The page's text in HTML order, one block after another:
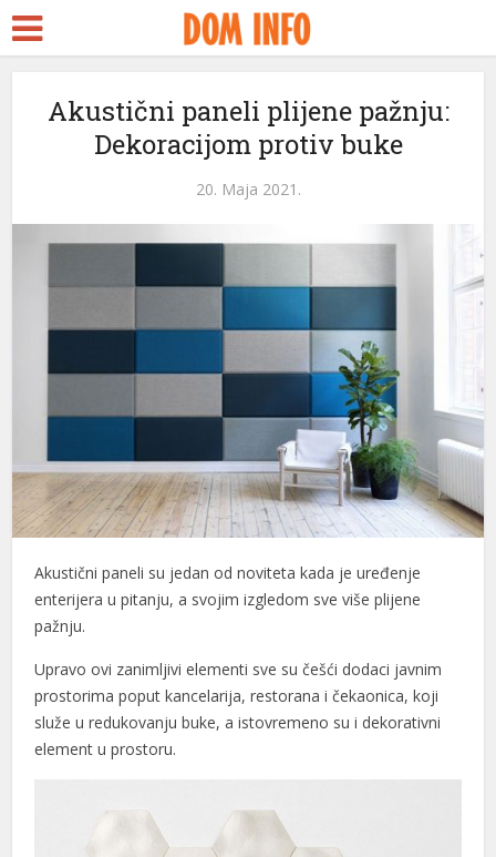
Akustični paneli plijene pažnju:
Dekoracijom protiv buke
20. Maja 2021.
Akustični paneli su jedan od noviteta kada je uređenje
enterijera u pitanju, a svojim izgledom sve više plijene
pažnju.
Upravo ovi zanimljivi elementi sve su češći dodaci javnim
prostorima poput kancelarija, restorana i čekaonica, koji
služe u redukovanju buke, a istovremeno su i dekorativni
element u prostoru.